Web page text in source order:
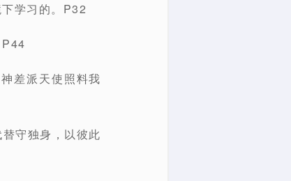
学习的。P32
差派天使照料我
守独身，以彼此